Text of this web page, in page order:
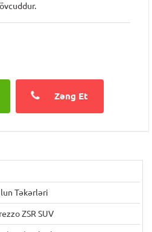
Zəng Et
Təkərləri
ZSR SUV